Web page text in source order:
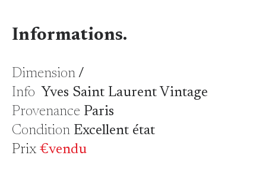
Informations.
Dimension/
Info Yves Saint Laurent Vintage
Provenance Paris
Condition Excellent état
Prix€vendu